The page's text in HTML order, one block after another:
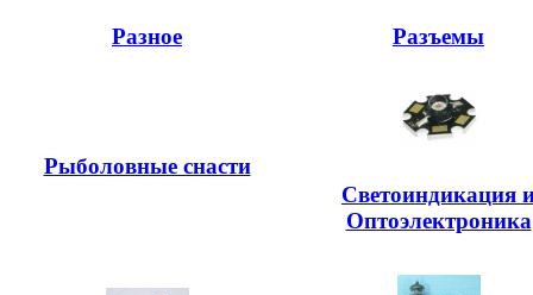
Разное Разъемы
Рыболовные снасти
Светоиндикация
Оптоэлектроника